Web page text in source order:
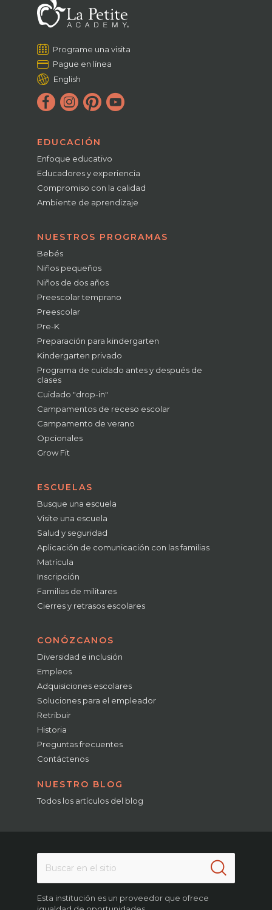
Programe una visita
Pague en línea
English
EDUCACIÓN
Enfoque educativo
Educadores y experiencia
Compromiso con la calidad
Ambiente de aprendizaje
NUESTROS PROGRAMAS
Bebés
Niños pequeños
Niños de dos años
Preescolar temprano
Preescolar
Pre-K
Preparación para kindergarten
Kindergarten privado
Programa de cuidado antes y después de
clases
Cuidado "drop-in"
Campamentos de receso escolar
Campamento de verano
Opcionales
Grow Fit
ESCUELAS
Busque una escuela
Visite una escuela
Salud y seguridad
Aplicación de comunicación con las familias
Matrícula
Inscripción
Familias de militares
Cierres y retrasos escolares
CONÓZCANOS
Diversidad e inclusión
Empleos
Adquisiciones escolares
Soluciones para el empleador
Retribuir
Historia
Preguntas frecuentes
Contáctenos
NUESTRO BLOG
Todos los artículos del blog
Esta institución es un proveedor que ofrece